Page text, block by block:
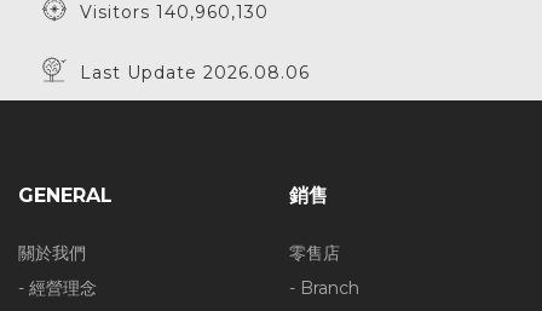
Visitors 140,960,130
Last Update 2026.08.06
GENERAL
關於我們
- 經營理念
銷售
零售店
- Branch